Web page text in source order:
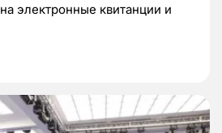
электронные квитанции и